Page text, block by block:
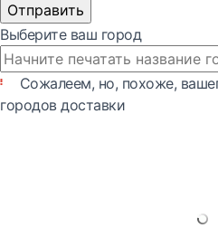
Отправить
Выберите ваш город
Сожалеем, но, похоже,
городов доставки